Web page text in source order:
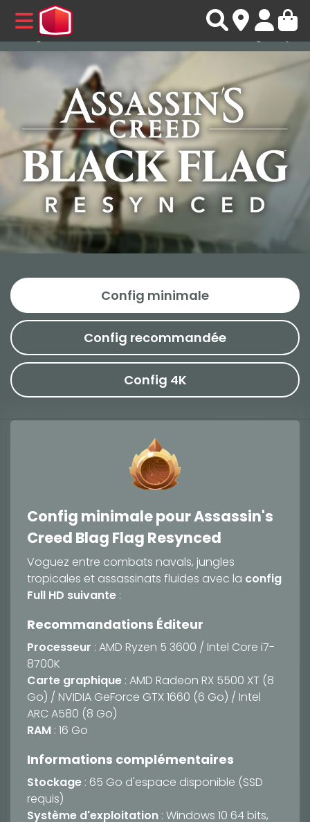
MENU
Config minimale
Config recommandée
Config 4K
Config minimale pour Assassin's
Creed Blag Flag Resynced
Voguez entre combats navals, jungles
tropicales et assassinats fluides avec la config
Full HD suivante :
Recommandations Éditeur
Processeur : AMD Ryzen 5 3600 / Intel Core i7-
8700K
Carte graphique : AMD Radeon RX 5500 XT (8
Go) / NVIDIA GeForce GTX 1660 (6 Go) / Intel
ARC A580 (8 Go)
RAM : 16 Go
Informations complémentaires
Stockage : 65 Go d'espace disponible (SSD
requis)
Système d'exploitation : Windows 10 64 bits,